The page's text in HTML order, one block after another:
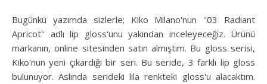
Bugünkü yazımda sizlerle; Kiko Milano'nun ''03 Radiant
Apricot'' adlı lip gloss'unu yakından inceleyeceğiz. Ürünü
markanın, online sitesinden satın almıştım. Bu gloss serisi,
Kiko'nun yeni çıkardığı bir seri. Bu seride, 3 farklı lip gloss
bulunuyor. Aslında serideki lila renkteki gloss'u alacaktım.